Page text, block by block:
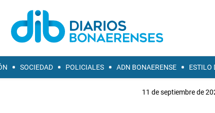
SOCIEDAD POLICIALES ADN BONAERENSE ESTILO
11 de septiembre de